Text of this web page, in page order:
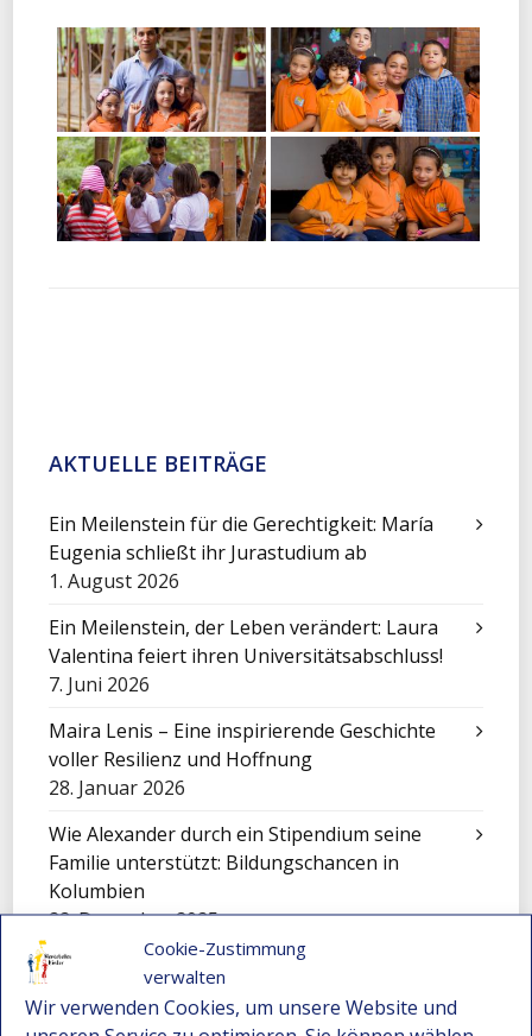
Cookie-Zustimmung
verwalten
Wir verwenden Cookies, um unsere Website und
AKTUELLE BEITRÄGE
Ein Meilenstein für die Gerechtigkeit: María
Eugenia schließt ihr Jurastudium ab
1. August 2026
Ein Meilenstein, der Leben verändert: Laura
Valentina feiert ihren Universitätsabschluss!
7. Juni 2026
Maira Lenis – Eine inspirierende Geschichte
voller Resilienz und Hoffnung
28. Januar 2026
Wie Alexander durch ein Stipendium seine
Familie unterstützt: Bildungschancen in
Kolumbien
22. Dezember 2025
Nicole – Ein junges Talent aus Montebello
bewirbt sich für ein Stipendium
22. Dezember 2025